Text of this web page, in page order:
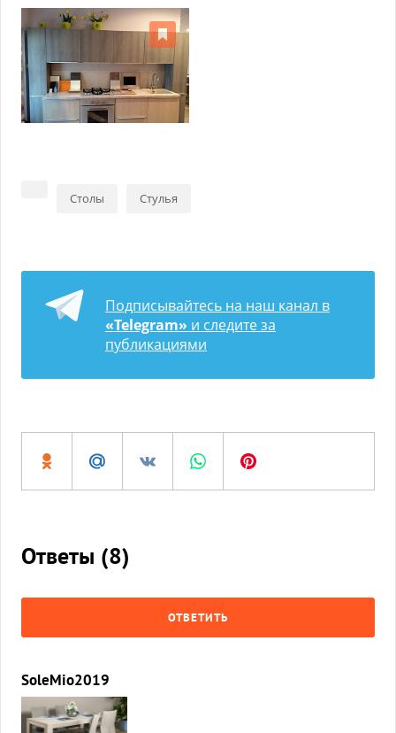
Столы Стулья
Подписывайтесь на наш канал в
«Telegram» и следите за
публикациями
Ответы (8)
ОТВЕТИТЬ
SoleMio2019